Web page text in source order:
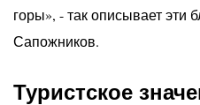
горы», - так описывает эти
Сапожников.
Туристское